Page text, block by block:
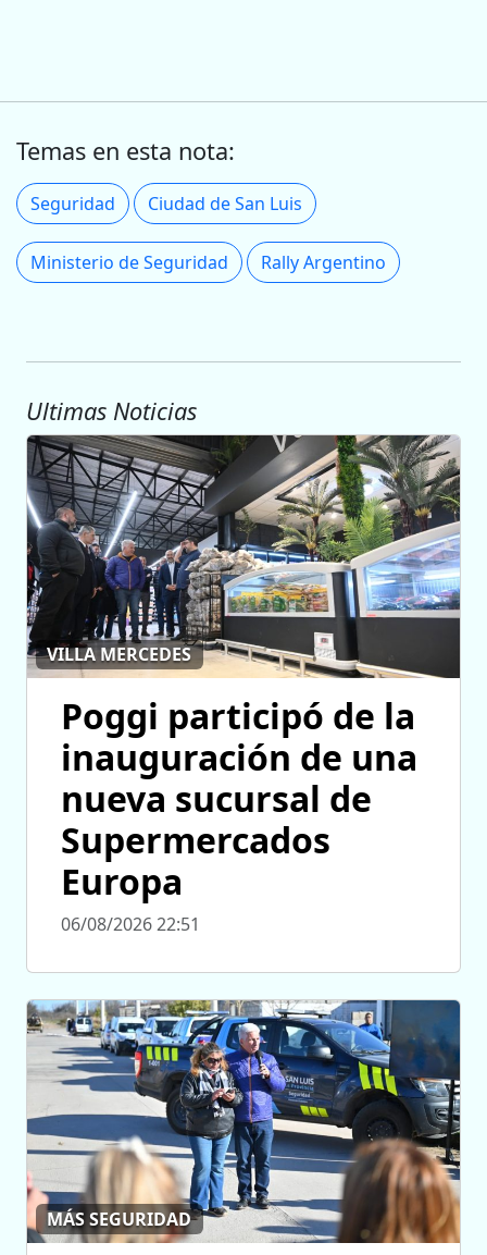
Temas en esta nota:
Seguridad Ciudad de San Luis
Ministerio de Seguridad Rally Argentino
Ultimas Noticias
VILLA MERCEDES
Poggi participó de la
inauguración de una
nueva sucursal de
Supermercados
Europa
06/08/2026 22:51
MÁS SEGURIDAD